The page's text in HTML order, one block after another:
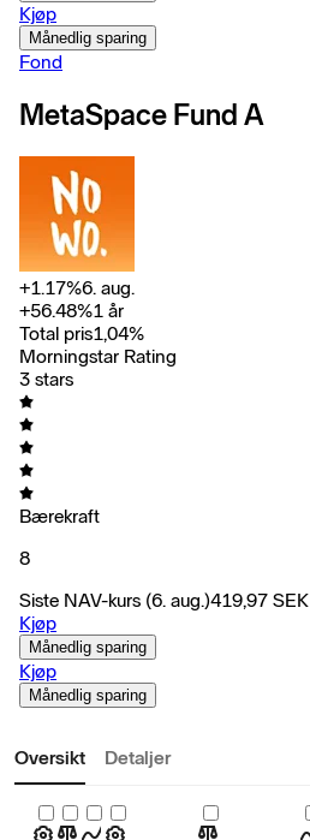
Kjøp
Månedlig sparing
Fond
MetaSpace Fund A
+1.17%6. aug.
+56.48%1 år
Total pris1,04%
Morningstar Rating
3 stars
Bærekraft
8
Siste NAV-kurs (6. aug.)419,97 SEK
Kjøp
Månedlig sparing
Kjøp
Månedlig sparing
Oversikt Detaljer